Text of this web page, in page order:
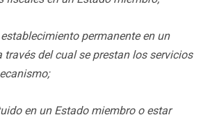
permanente en un
través del cual se prestan los servicios
en un Estado miembro o estar